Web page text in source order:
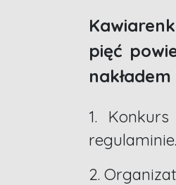
pięć
1.
regulaminie.
2.